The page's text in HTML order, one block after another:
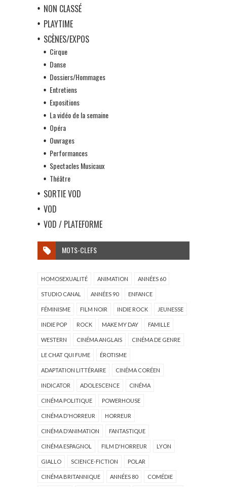
NON CLASSÉ
PLAYTIME
SCÈNES/EXPOS
Cirque
Danse
Dossiers/Hommages
Entretiens
Expositions
La vidéo de la semaine
Opéra
Ouvrages
Performances
Spectacles Musicaux
Théâtre
SORTIE VOD
VOD
VOD / PLATEFORME
MOTS-CLEFS
HOMOSEXUALITÉ ANIMATION ANNÉES 60
STUDIO CANAL ANNÉES 90 ENFANCE
FÉMINISME FILM NOIR INDIE ROCK JEUNESSE
INDIE POP ROCK MAKE MY DAY FAMILLE
WESTERN CINÉMA ANGLAIS CINÉMA DE GENRE
LE CHAT QUI FUME ÉROTISME
ADAPTATION LITTÉRAIRE CINÉMA CORÉEN
INDICATOR ADOLESCENCE CINÉMA
CINÉMA POLITIQUE POWERHOUSE
CINÉMA D'HORREUR HORREUR
CINÉMA D'ANIMATION FANTASTIQUE
CINÉMA ESPAGNOL FILM D'HORREUR LYON
GIALLO SCIENCE-FICTION POLAR
CINÉMA BRITANNIQUE ANNÉES 80 COMÉDIE